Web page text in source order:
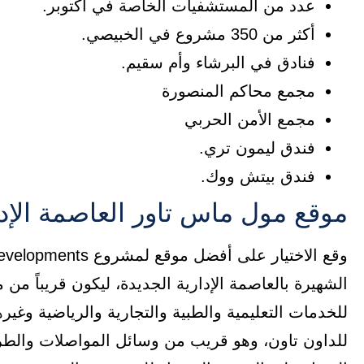
عدد من المستشفيات الخاصة في أكتوبر.
أكثر من 350 مشروع في الخبيصي.
فنادق في البرشاء وأم سقيم.
مجمع محاكم المنصورة
مجمع الأمن الحربي
فندق ليمون تري.
فندق بيتش ووك.
موقع مول ماس تاور العاصمة
الشهيرة بالعاصمة الإدارية الجديدة، ليكون قريباً
للخدمات التعليمية والطبية والتجارية
للداون تاون، وهو قريب من وسائل المواصلات